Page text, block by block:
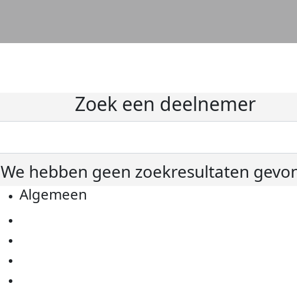
Zoek een deelnemer
We hebben geen zoekresultaten
Algemeen